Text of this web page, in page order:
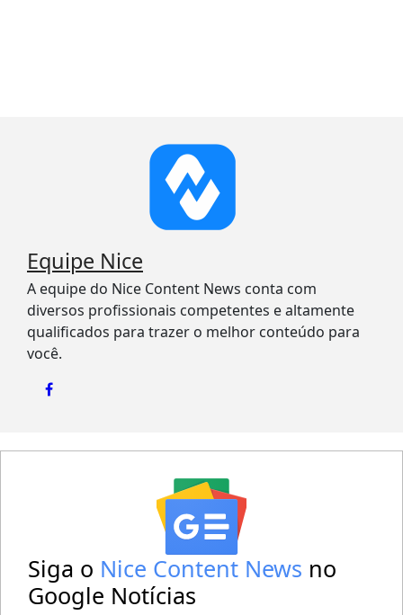
Equipe Nice
A equipe do Nice Content News conta com
diversos profissionais competentes e altamente
qualificados para trazer o melhor conteúdo para
você.
Siga o Nice Content News no
Google Notícias